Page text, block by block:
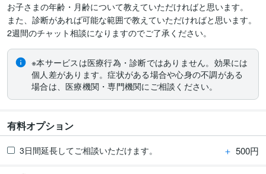
お子さまの年齢・月齢について教えていただければと思います。
また、診断があれば可能な範囲で教えていただければと思います。
2週間のチャット相談になりますのでご了承ください。
※本サービスは医療行為・診断ではありません。効果には
個人差があります。症状がある場合や心身の不調がある
場合は、医療機関・専門機関にご相談ください。
有料オプション
3日間延長してご相談いただけます。 ＋ 500円